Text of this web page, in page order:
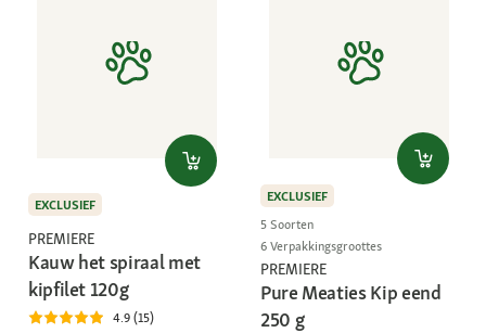
EXCLUSIEF
PREMIERE
Kauw het spiraal met
kipfilet 120g
4.9 (15)
EXCLUSIEF
5 Soorten
6 Verpakkingsgroottes
PREMIERE
Pure Meaties Kip eend
250 g